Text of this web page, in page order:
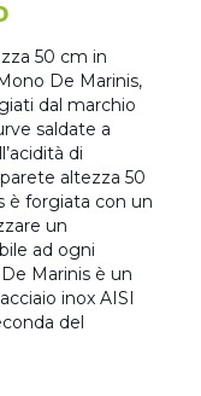
50 cm in
De Marinis,
dal marchio
saldate a
di
altezza 50
è forgiata con un
un
ad ogni
Marinis è un
inox AISI
del